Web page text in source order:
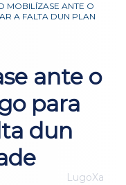
MOBILÍZASE ANTE O
A FALTA DUN PLAN
ante o
para
dun
LugoXa